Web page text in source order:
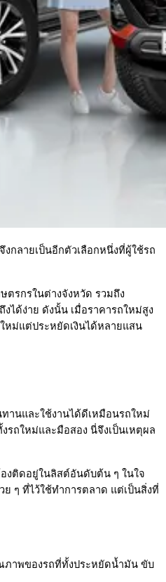
กลายเป็นอีกตัวเลือกหนึ่งที่ผู้ใช้รถ
ตรกรในต่างจังหวัด รวมถึง
ได้ง่าย ดังนั้น เมื่อราคารถใหม่สูง
หม่แต่ประหยัดเงินได้หลายแสน
านและใช้งานได้ดีเหมือนรถใหม่
ถใหม่และมือสอง นี่จึงเป็นเหตุผล
งติดอยู่ในลิสต์อันดับต้น ๆ ในใจ
ๆ ที่ไว้ใช้ทำการตลาด แต่เป็นสิ่งที่
ภาพของรถที่ทั้งประหยัดน้ำมัน ขับ